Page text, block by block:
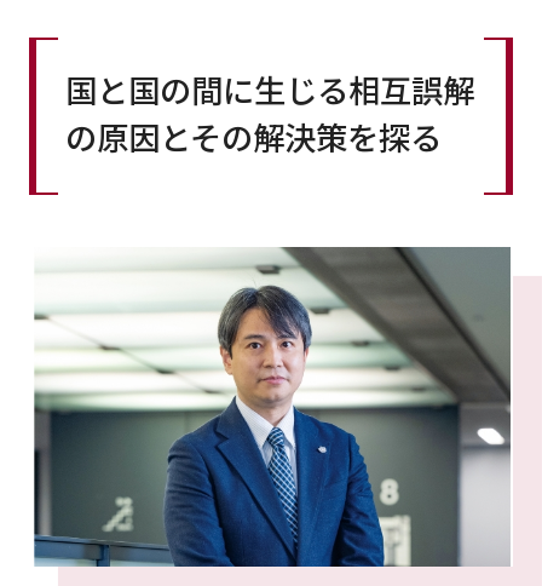
国と国の間に生じる相互誤解
の原因とその解決策を探る